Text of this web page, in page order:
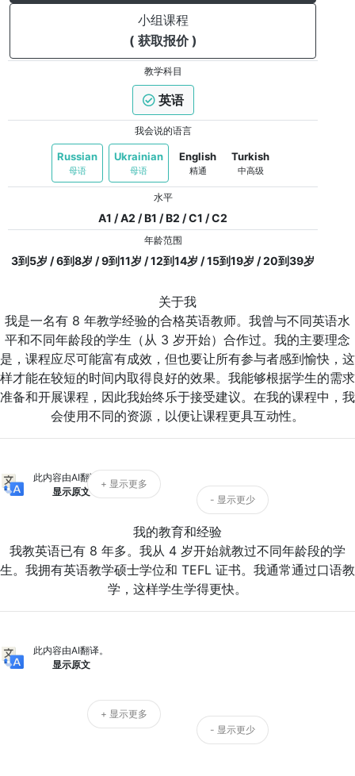
小组课程
( 获取报价 )
教学科目
英语
我会说的语言
Russian
母语
Ukrainian
母语
English
精通
Turkish
中高级
水平
A1 / A2 / B1 / B2 / C1 / C2
年龄范围
3到5岁 / 6到8岁 / 9到11岁 / 12到14岁 / 15到19岁 / 20到39岁
关于我
我是一名有 8 年教学经验的合格英语教师。我曾与不同英语水
平和不同年龄段的学生（从 3 岁开始）合作过。我的主要理念
是，课程应尽可能富有成效，但也要让所有参与者感到愉快，这
样才能在较短的时间内取得良好的效果。我能够根据学生的需求
准备和开展课程，因此我始终乐于接受建议。在我的课程中，我
会使用不同的资源，以便让课程更具互动性。
此内容由AI翻译。
显示原文
+ 显示更多
- 显示更少
我的教育和经验
我教英语已有 8 年多。我从 4 岁开始就教过不同年龄段的学
生。我拥有英语教学硕士学位和 TEFL 证书。我通常通过口语教
学，这样学生学得更快。
此内容由AI翻译。
显示原文
+ 显示更多
- 显示更少